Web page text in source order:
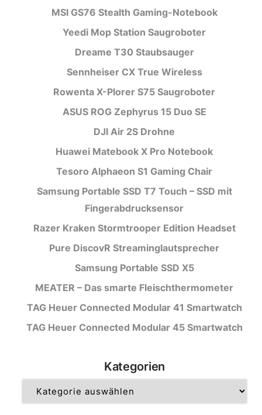
MSI GS76 Stealth Gaming-Notebook
Yeedi Mop Station Saugroboter
Dreame T30 Staubsauger
Sennheiser CX True Wireless
Rowenta X-Plorer S75 Saugroboter
ASUS ROG Zephyrus 15 Duo SE
DJI Air 2S Drohne
Huawei Matebook X Pro Notebook
Tesoro Alphaeon S1 Gaming Chair
Samsung Portable SSD T7 Touch – SSD mit
Fingerabdrucksensor
Razer Kraken Stormtrooper Edition Headset
Pure DiscovR Streaminglautsprecher
Samsung Portable SSD X5
MEATER – Das smarte Fleischthermometer
TAG Heuer Connected Modular 41 Smartwatch
TAG Heuer Connected Modular 45 Smartwatch
Kategorien